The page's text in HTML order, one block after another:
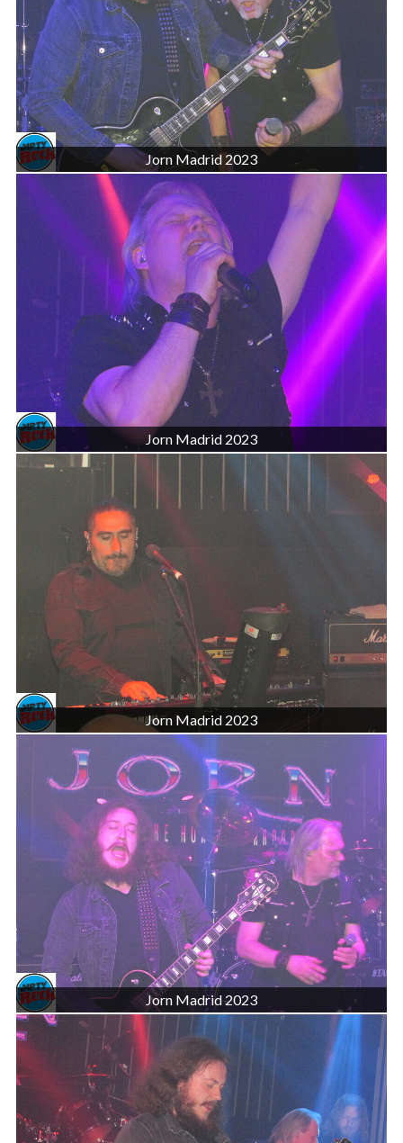
Jorn Madrid 2023
Jorn Madrid 2023
Jorn Madrid 2023
Jorn Madrid 2023